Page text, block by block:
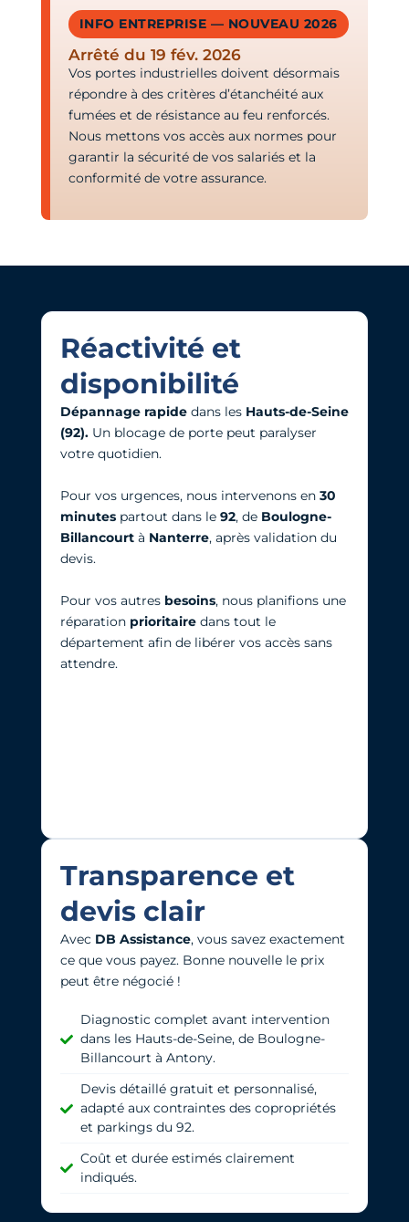
INFO ENTREPRISE — NOUVEAU 2026
Arrêté du 19 fév. 2026
Vos portes industrielles doivent désormais
répondre à des critères d’étanchéité aux
fumées et de résistance au feu renforcés.
Nous mettons vos accès aux normes pour
garantir la sécurité de vos salariés et la
conformité de votre assurance.
Réactivité et
disponibilité
Dépannage rapidedans les Hauts-de-Seine
(92). Un blocage de porte peut paralyser
votre quotidien.
Pour vos urgences, nous intervenons en 30
minutespartout dans le 92, de Boulogne-
Billancourtà Nanterre, après validation du
devis.
Pour vos autres besoins, nous planifions une
réparation prioritairedans tout le
département afin de libérer vos accès sans
attendre.
Transparence et
devis clair
Avec DB Assistance, vous savez exactement
ce que vous payez. Bonne nouvelle le prix
peut être négocié !
Diagnostic complet avant intervention
dans les Hauts-de-Seine, de Boulogne-
Billancourt à Antony.
Devis détaillé gratuit et personnalisé,
adapté aux contraintes des copropriétés
et parkings du 92.
Coût et durée estimés clairement
indiqués.